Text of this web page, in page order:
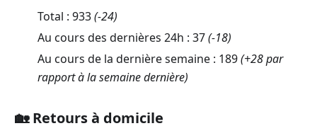
Total : 933(-24)
Au cours des dernières 24h : 37(-18)
Au cours de la dernière semaine : 189(+28 par
rapport à la semaine dernière)
🏡 Retours à domicile